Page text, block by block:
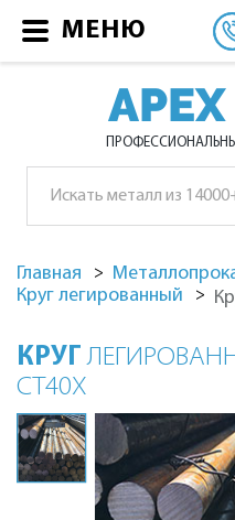
Главная
Круг легированный
КРУГ
СТ40Х
МЕНЮ